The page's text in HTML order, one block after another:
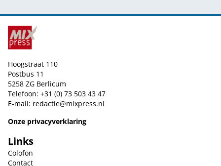
Hoogstraat 110
Postbus 11
5258 ZG Berlicum
Telefoon: +31 (0) 73 503 43 47
E-mail: redactie@mixpress.nl
Onze privacyverklaring
Links
Colofon
Contact